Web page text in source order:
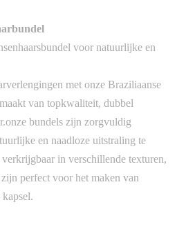
voor natuurlijke en
met onze Braziliaanse
van topkwaliteit, dubbel
bundels zijn zorgvuldig
en naadloze uitstraling te
in verschillende texturen,
perfect voor het maken van